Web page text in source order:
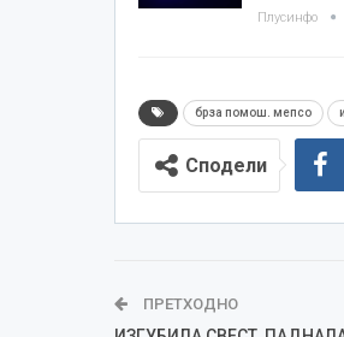
Плусинфо
брза помош. мепсо
Сподели
ПРЕТХОДНО